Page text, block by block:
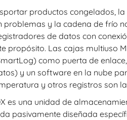
productos congelados,
problemas y la cadena de frío
de datos con
propósito. Las cajas multiuso
como puerta de
y un software en la nube
y otros registros son
es una unidad de
pasivamente diseñada